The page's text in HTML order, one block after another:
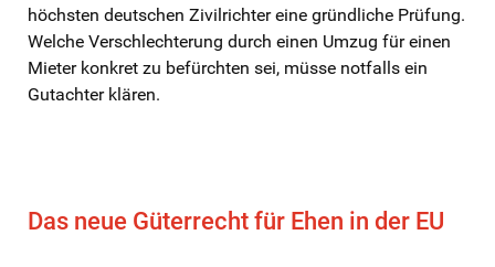
höchsten deutschen Zivilrichter eine gründliche Prüfung.
Welche Verschlechterung durch einen Umzug für einen
Mieter konkret zu befürchten sei, müsse notfalls ein
Gutachter klären.
Das neue Güterrecht für Ehen in der EU